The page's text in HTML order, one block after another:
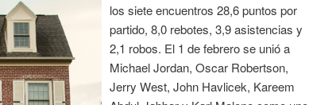
los siete encuentros 28,6 puntos por
partido, 8,0 rebotes, 3,9 asistencias y
2,1 robos. El 1 de febrero se unió a
Michael Jordan, Oscar Robertson,
Jerry West, John Havlicek, Kareem